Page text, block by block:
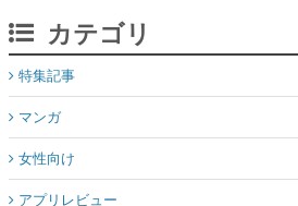
カテゴリ
特集記事
マンガ
女性向け
アプリレビュー